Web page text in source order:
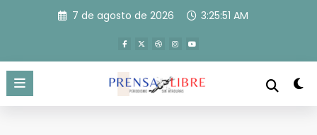
7 de agosto de 2026 3:25:51 AM